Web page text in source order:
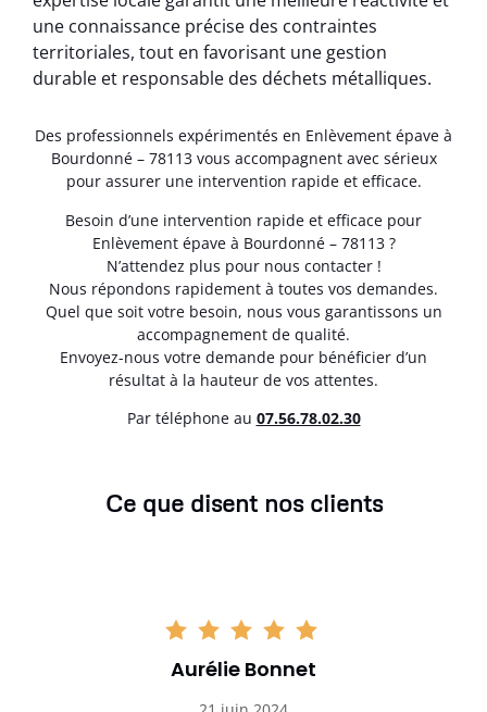
une connaissance précise des contraintes
territoriales, tout en favorisant une gestion
durable et responsable des déchets métalliques.
Des professionnels expérimentés en Enlèvement épave à
Bourdonné – 78113 vous accompagnent avec sérieux
pour assurer une intervention rapide et efficace.
Besoin d’une intervention rapide et efficace pour
Enlèvement épave à Bourdonné – 78113 ?
N’attendez plus pour nous contacter !
Nous répondons rapidement à toutes vos demandes.
Quel que soit votre besoin, nous vous garantissons un
accompagnement de qualité.
Envoyez-nous votre demande pour bénéficier d’un
résultat à la hauteur de vos attentes.
Par téléphone au 07.56.78.02.30
Ce que disent nos clients
Aurélie Bonnet